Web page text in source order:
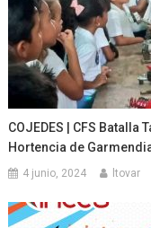
COJEDES | CFS Batalla
Hortencia de
4 junio, 2024 ltovar